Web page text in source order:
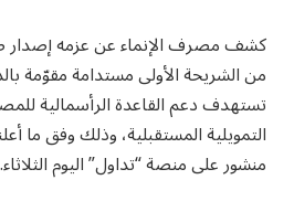
كشف مصرف الإنماء عن عزمه
من الشريحة الأولى مستدامة مقوّمة
تستهدف دعم القاعدة الرأسمالية
التمويلية المستقبلية، وذلك وفق ما
منشور على منصة “تداول” اليوم الثلاثاء.